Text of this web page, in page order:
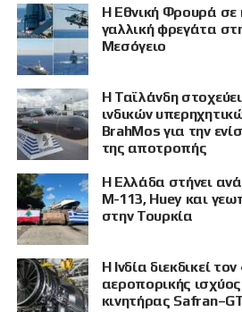
Η Εθνική Φρουρά σε
γαλλική φρεγάτα
Μεσόγειο
Η Ταϊλάνδη
ινδικών
BrahMos για την
της αποτροπής
Η Ελλάδα στήνει
M-113, Huey και
στην Τουρκία
Η Ινδία διεκδικεί
αεροπορικής
κινητήρας